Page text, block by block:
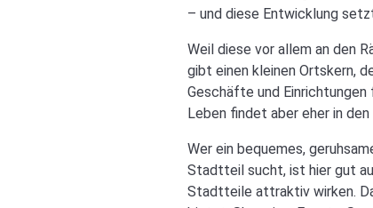
– und diese Entwicklung
Weil diese vor allem an den
gibt einen kleinen Ortskern,
Geschäfte und
Leben findet aber eher in
Wer ein bequemes,
Stadtteil sucht, ist hier gut
Stadtteile attraktiv wirken.